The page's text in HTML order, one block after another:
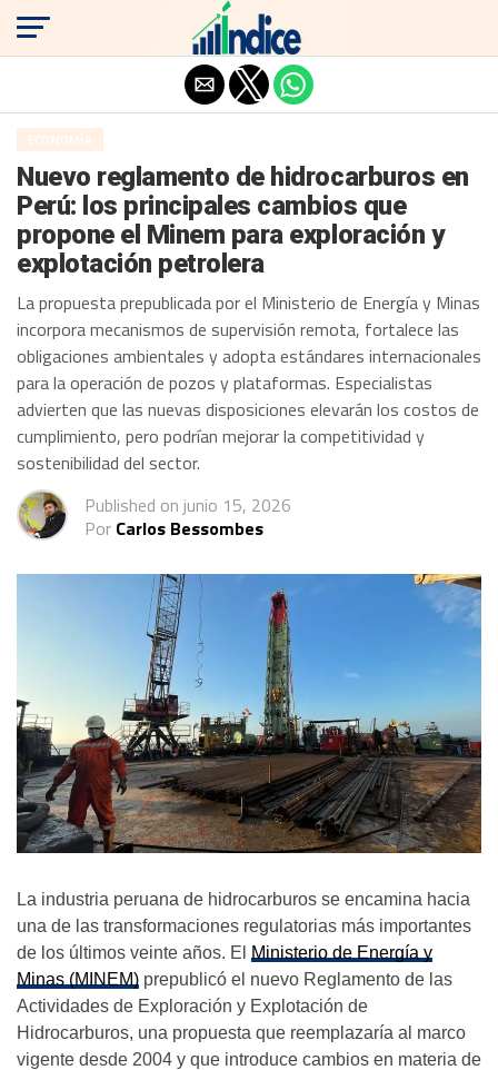
ECONOMÍA
Nuevo reglamento de hidrocarburos en
Perú: los principales cambios que
propone el Minem para exploración y
explotación petrolera
La propuesta prepublicada por el Ministerio de Energía y Minas
incorpora mecanismos de supervisión remota, fortalece las
obligaciones ambientales y adopta estándares internacionales
para la operación de pozos y plataformas. Especialistas
advierten que las nuevas disposiciones elevarán los costos de
cumplimiento, pero podrían mejorar la competitividad y
sostenibilidad del sector.
Published on junio 15, 2026
Por Carlos Bessombes
La industria peruana de hidrocarburos se encamina hacia
una de las transformaciones regulatorias más importantes
de los últimos veinte años. El
Ministerio de Energía y
Minas (MINEM) prepublicó el nuevo Reglamento de las
Actividades de Exploración y Explotación de
Hidrocarburos, una propuesta que reemplazaría al marco
vigente desde 2004 y que introduce cambios en materia de
Salir de la versión móvil